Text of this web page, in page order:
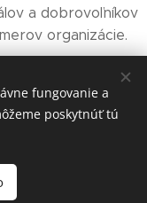
a dobrovoľníkov
organizácie.
fungovanie a
poskytnúť tú